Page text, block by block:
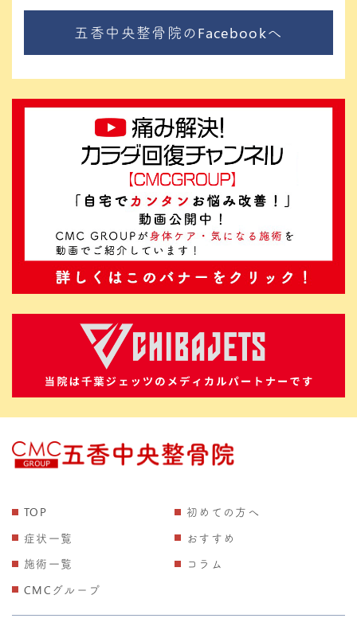
五香中央整骨院のFacebookへ
TOP
初めての方へ
症状一覧
おすすめ
施術一覧
コラム
CMCグループ